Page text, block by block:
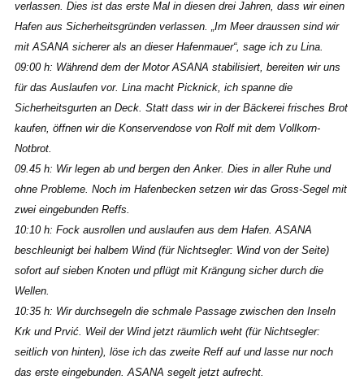
verlassen. Dies ist das erste Mal in diesen drei Jahren, dass wir einen
Hafen aus Sicherheitsgründen verlassen. „Im Meer draussen sind wir
mit ASANA sicherer als an dieser Hafenmauer“, sage ich zu Lina.
09:00 h: Während dem der Motor ASANA stabilisiert, bereiten wir uns
für das Auslaufen vor. Lina macht Picknick, ich spanne die
Sicherheitsgurten an Deck. Statt dass wir in der Bäckerei frisches Brot
kaufen, öffnen wir die Konservendose von Rolf mit dem Vollkorn-
Notbrot.
09.45 h: Wir legen ab und bergen den Anker. Dies in aller Ruhe und
ohne Probleme. Noch im Hafenbecken setzen wir das Gross-Segel mit
zwei eingebunden Reffs.
10:10 h: Fock ausrollen und auslaufen aus dem Hafen. ASANA
beschleunigt bei halbem Wind (für Nichtsegler: Wind von der Seite)
sofort auf sieben Knoten und pflügt mit Krängung sicher durch die
Wellen.
10:35 h: Wir durchsegeln die schmale Passage zwischen den Inseln
Krk und Prvić. Weil der Wind jetzt räumlich weht (für Nichtsegler:
seitlich von hinten), löse ich das zweite Reff auf und lasse nur noch
das erste eingebunden. ASANA segelt jetzt aufrecht.